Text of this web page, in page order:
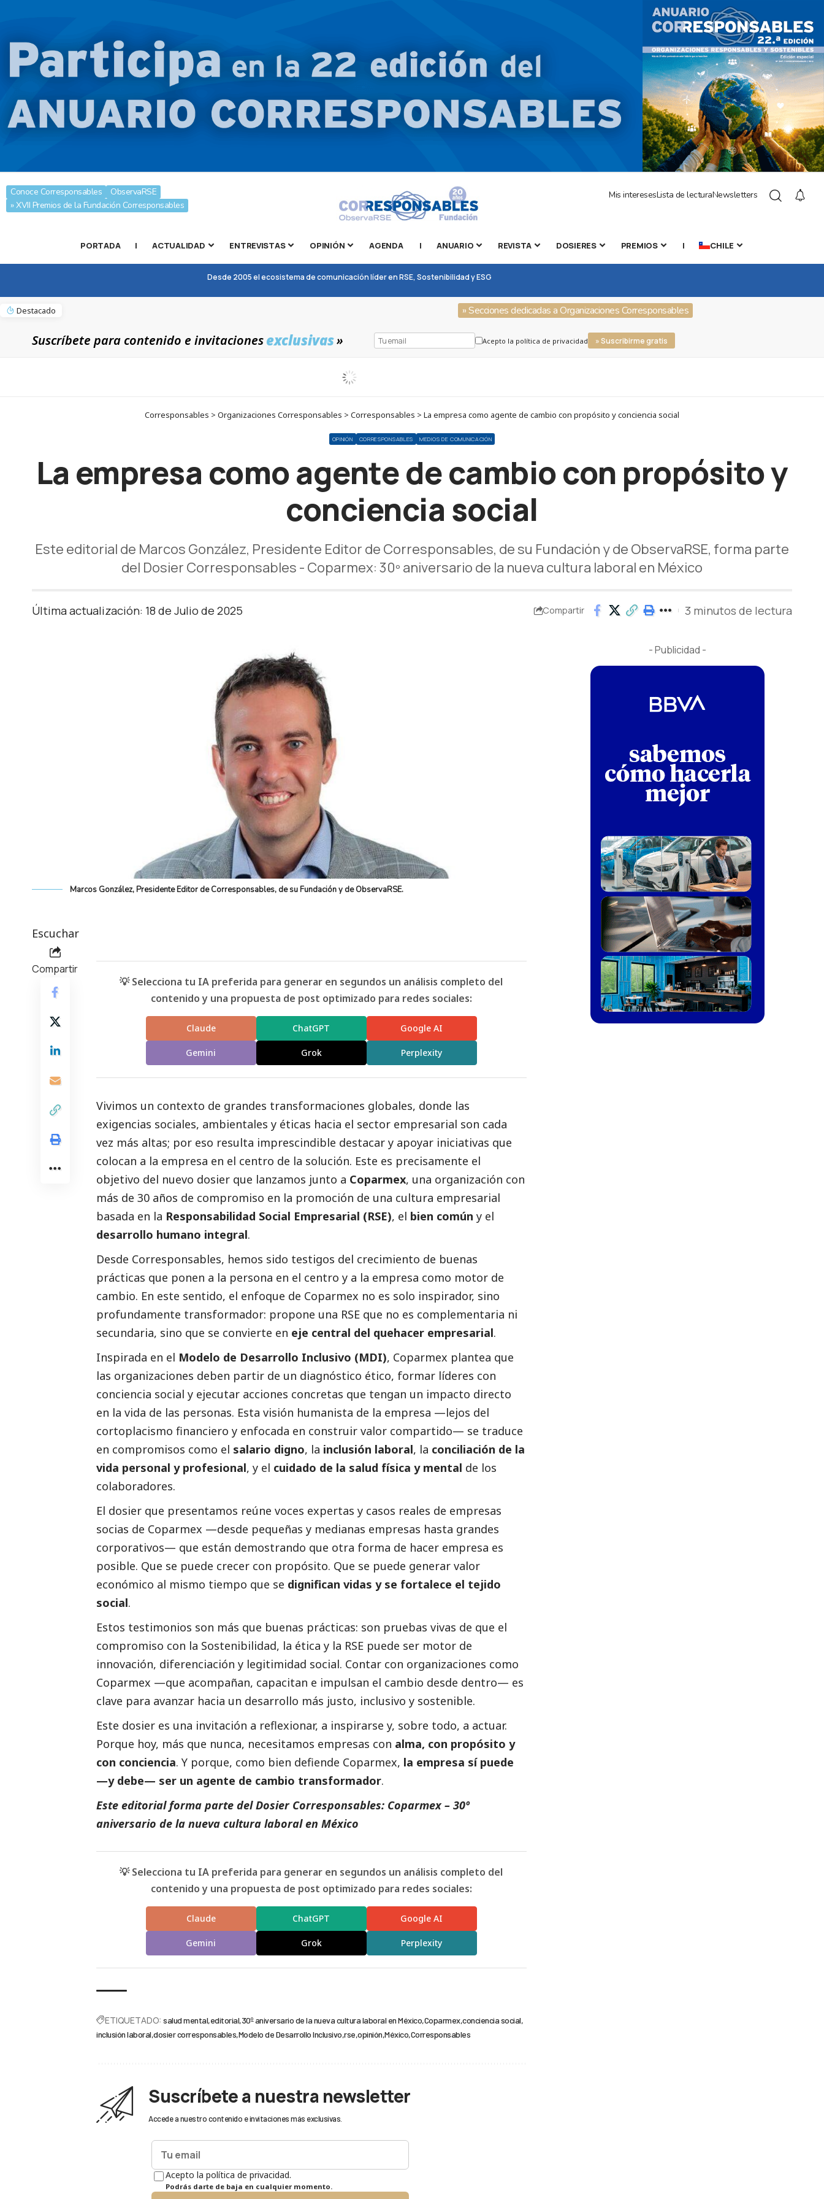
Conoce Corresponsables
ObservaRSE
» XVII Premios de la Fundación Corresponsables
Mis interesesLista de lecturaNewsletters
PORTADA | ACTUALIDAD ENTREVISTAS OPINIÓN AGENDA | ANUARIO REVISTA DOSIERES PREMIOS | CHILE
Desde 2005 el ecosistema de comunicación líder en RSE, Sostenibilidad y ESG
Destacado » Secciones dedicadas a Organizaciones Corresponsables
Suscríbete para contenido e invitacionesexclusivas» Acepto la política de privacidad » Suscribirme gratis
Corresponsables > Organizaciones Corresponsables > Corresponsables > La empresa como agente de cambio con propósito y conciencia social
OPINIÓN CORRESPONSABLES MEDIOS DE COMUNICACIÓN
La empresa como agente de cambio con propósito y
conciencia social
Este editorial de Marcos González, Presidente Editor de Corresponsables, de su Fundación y de ObservaRSE, forma parte
del Dosier Corresponsables - Coparmex: 30º aniversario de la nueva cultura laboral en México
Última actualización: 18 de Julio de 2025 Compartir 3 minutos de lectura
Marcos González, Presidente Editor de Corresponsables, de su Fundación y de ObservaRSE.
Escuchar
Compartir
💡 Selecciona tu IA preferida para generar en segundos un análisis completo del
contenido y una propuesta de post optimizado para redes sociales:
Claude ChatGPT Google AI
Gemini Grok Perplexity
Vivimos un contexto de grandes transformaciones globales, donde las
exigencias sociales, ambientales y éticas hacia el sector empresarial son cada
vez más altas; por eso resulta imprescindible destacar y apoyar iniciativas que
colocan a la empresa en el centro de la solución. Este es precisamente el
objetivo del nuevo dosier que lanzamos junto a Coparmex, una organización con
más de 30 años de compromiso en la promoción de una cultura empresarial
basada en la Responsabilidad Social Empresarial (RSE), el bien común y el
desarrollo humano integral.
Desde Corresponsables, hemos sido testigos del crecimiento de buenas
prácticas que ponen a la persona en el centro y a la empresa como motor de
cambio. En este sentido, el enfoque de Coparmex no es solo inspirador, sino
profundamente transformador: propone una RSE que no es complementaria ni
secundaria, sino que se convierte en eje central del quehacer empresarial.
Inspirada en el Modelo de Desarrollo Inclusivo (MDI), Coparmex plantea que
las organizaciones deben partir de un diagnóstico ético, formar líderes con
conciencia social y ejecutar acciones concretas que tengan un impacto directo
en la vida de las personas. Esta visión humanista de la empresa —lejos del
cortoplacismo financiero y enfocada en construir valor compartido— se traduce
en compromisos como el salario digno, la inclusión laboral, la conciliación de la
vida personal y profesional, y el cuidado de la salud física y mental de los
colaboradores.
El dosier que presentamos reúne voces expertas y casos reales de empresas
socias de Coparmex —desde pequeñas y medianas empresas hasta grandes
corporativos— que están demostrando que otra forma de hacer empresa es
posible. Que se puede crecer con propósito. Que se puede generar valor
económico al mismo tiempo que se dignifican vidas y se fortalece el tejido
social.
Estos testimonios son más que buenas prácticas: son pruebas vivas de que el
compromiso con la Sostenibilidad, la ética y la RSE puede ser motor de
innovación, diferenciación y legitimidad social. Contar con organizaciones como
Coparmex —que acompañan, capacitan e impulsan el cambio desde dentro— es
clave para avanzar hacia un desarrollo más justo, inclusivo y sostenible.
Este dosier es una invitación a reflexionar, a inspirarse y, sobre todo, a actuar.
Porque hoy, más que nunca, necesitamos empresas con alma, con propósito y
con conciencia. Y porque, como bien defiende Coparmex, la empresa sí puede
—y debe— ser un agente de cambio transformador.
Este editorial forma parte del Dosier Corresponsables: Coparmex – 30º
aniversario de la nueva cultura laboral en México
💡 Selecciona tu IA preferida para generar en segundos un análisis completo del
contenido y una propuesta de post optimizado para redes sociales:
Claude ChatGPT Google AI
Gemini Grok Perplexity
ETIQUETADO: salud mental editorial 30º aniversario de la nueva cultura laboral en México Coparmex conciencia social
inclusión laboral dosier corresponsables Modelo de Desarrollo Inclusivo rse opinión México Corresponsables
Suscríbete a nuestra newsletter
Accede a nuestro contenido e invitaciones más exclusivas.
Acepto la política de privacidad.
Podrás darte de baja en cualquier momento.
- Publicidad -